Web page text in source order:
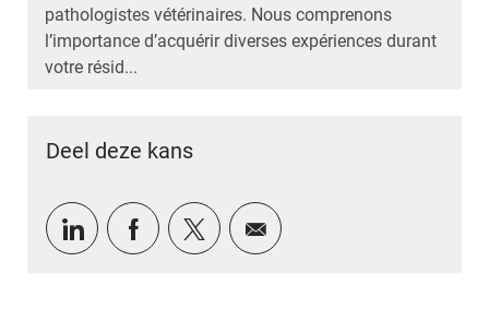
pathologistes vétérinaires. Nous comprenons
l’importance d’acquérir diverses expériences durant
votre résid...
Deel deze kans
Delen via LinkedIn
Delen via Facebook
Delen via twitter
Delen via e-mail